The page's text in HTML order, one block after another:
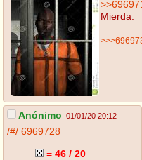
Mierda.
Anónimo 01/01/20 20:12
/#/ 6969728
= 46 / 20